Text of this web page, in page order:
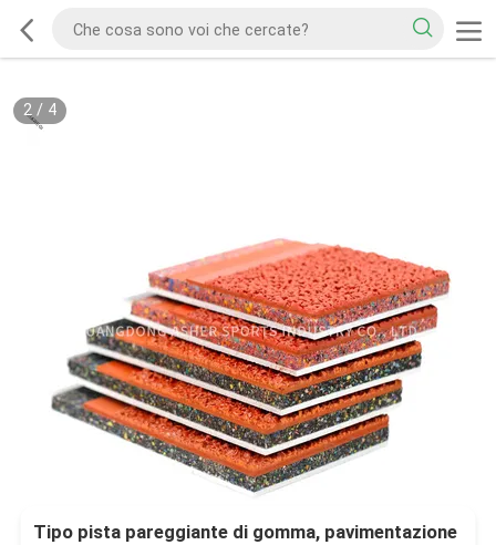
2/ 4
Tipo pista pareggiante di gomma, pavimentazione